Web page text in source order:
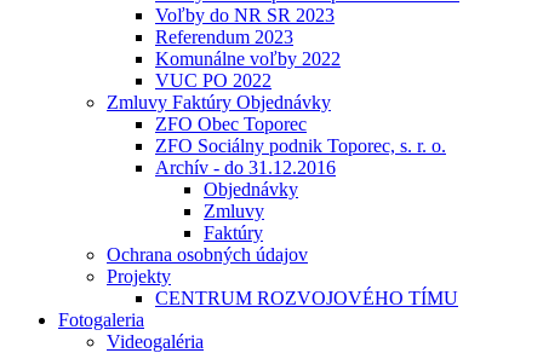
Voľby do NR SR 2023
Referendum 2023
Komunálne voľby 2022
VUC PO 2022
Zmluvy Faktúry Objednávky
ZFO Obec Toporec
ZFO Sociálny podnik Toporec, s. r. o.
Archív - do 31.12.2016
Objednávky
Zmluvy
Faktúry
Ochrana osobných údajov
Projekty
CENTRUM ROZVOJOVÉHO TÍMU
Fotogaleria
Videogaléria